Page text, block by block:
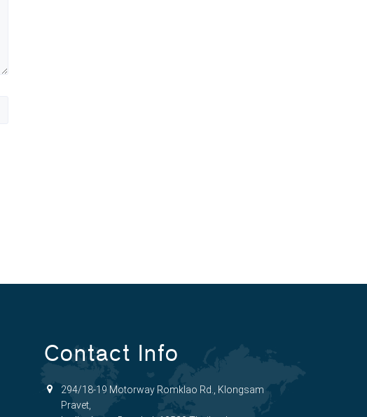
Contact Info
294/18-19 Motorway Romklao Rd., Klongsam
Pravet,